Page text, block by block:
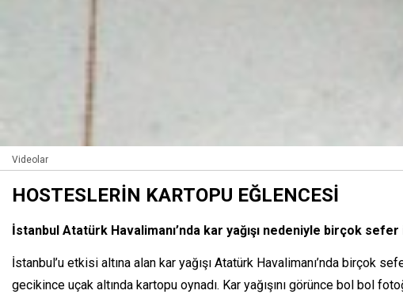
Videolar
HOSTESLERİN KARTOPU EĞLENCESİ
İstanbul Atatürk Havalimanı’nda kar yağışı nedeniyle birçok
İstanbul’u etkisi altına alan kar yağışı Atatürk Havalimanı’nda birçok
gecikince uçak altında kartopu oynadı. Kar yağışını görünce bol bol